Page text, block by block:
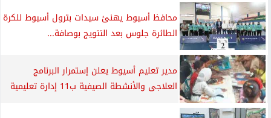
محافظ أسيوط يهنئ سيدات بترول أسيوط للكرة
الطائرة جلوس بعد التتويج بوصافة...
مدير تعليم أسيوط يعلن إستمرار البرنامج
العلاجى والأنشطة الصيفية ب11 إدارة تعليمية